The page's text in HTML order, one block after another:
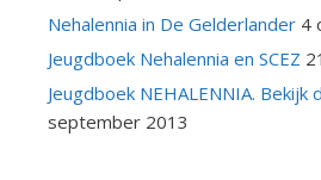
Nehalennia in De Gelderlander 4
Jeugdboek Nehalennia en SCEZ
Jeugdboek NEHALENNIA. Bekijk
september 2013